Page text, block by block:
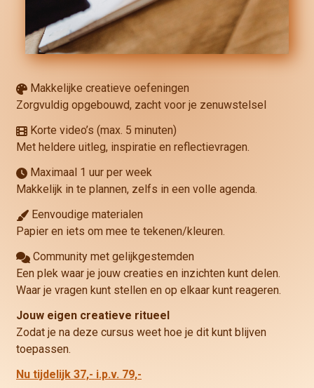
Makkelijke creatieve oefeningen
Zorgvuldig opgebouwd, zacht voor je zenuwstelsel
Korte video’s (max. 5 minuten)
Met heldere uitleg, inspiratie en reflectievragen.
Maximaal 1 uur per week
Makkelijk in te plannen, zelfs in een volle agenda.
Eenvoudige materialen
Papier en iets om mee te tekenen/kleuren.
Community met gelijkgestemden
Een plek waar je jouw creaties en inzichten kunt delen.
Waar je vragen kunt stellen en op elkaar kunt reageren.
Jouw eigen creatieve ritueel
Zodat je na deze cursus weet hoe je dit kunt blijven
toepassen.
Nu tijdelijk 37,- i.p.v. 79,-